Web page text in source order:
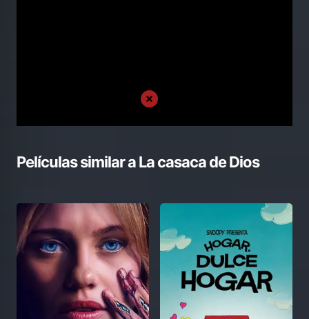
Películas similar aLa casaca de Dios